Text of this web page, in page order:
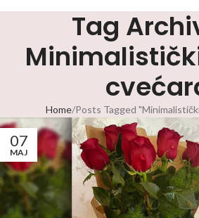
Tag
Home Posts Tagged
07
MAJ